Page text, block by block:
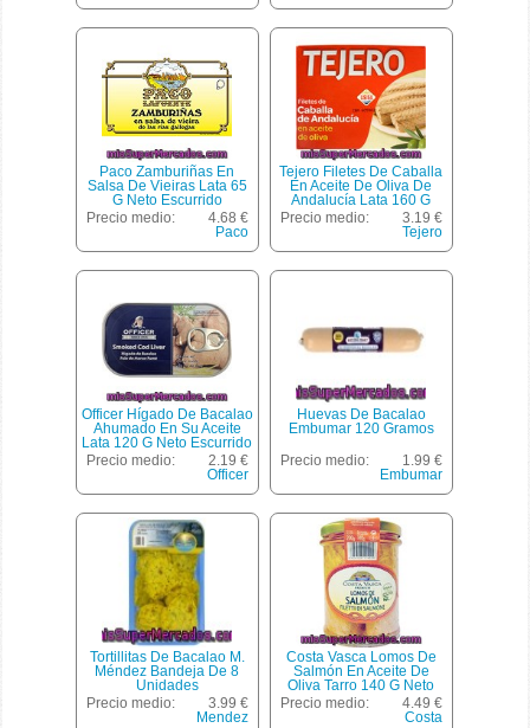
Paco Zamburiñas En
Salsa De Vieiras Lata 65
G Neto Escurrido
Precio medio:
4.68 €
Paco
Tejero Filetes De Caballa
En Aceite De Oliva De
Andalucía Lata 160 G
Neto Escurrido
Precio medio:
3.19 €
Tejero
Officer Hígado De Bacalao
Ahumado En Su Aceite
Lata 120 G Neto Escurrido
Precio medio:
2.19 €
Officer
Huevas De Bacalao
Embumar 120 Gramos
Precio medio:
1.99 €
Embumar
Tortillitas De Bacalao M.
Méndez Bandeja De 8
Unidades
Precio medio:
3.99 €
Mendez
Costa Vasca Lomos De
Salmón En Aceite De
Oliva Tarro 140 G Neto
Escurrido
Precio medio:
4.49 €
Costa